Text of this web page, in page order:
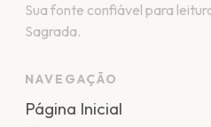
Sua fonte confiável para
Sagrada.
NAVEGAÇÃO
Página Inicial